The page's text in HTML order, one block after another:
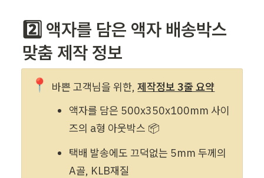
2️⃣ 액자를 담은 액자 배송박스
맞춤 제작 정보
📍 바쁜 고객님을 위한, 제작정보 3줄 요약
액자를 담은 500x350x100mm 사이
즈의 a형 아웃박스 📦
택배 발송에도 끄덕없는 5mm 두께의
A골, KLB재질